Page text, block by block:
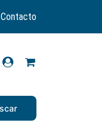
Contacto